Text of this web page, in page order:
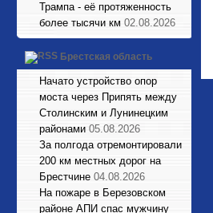
Трампа - её протяженность
более тысячи км 02.08.2026
Брестская область
Начато устройство опор
моста через Припять между
Столинским и Лунинецким
районами 05.08.2026
За полгода отремонтировали
200 км местных дорог на
Брестчине 04.08.2026
На пожаре в Березовском
районе АПИ спас мужчину